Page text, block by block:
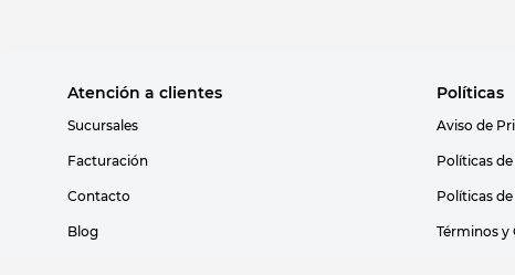
Atención a clientes
Sucursales
Facturación
Contacto
Blog
Políticas
Aviso de
Políticas
Políticas
Términos y